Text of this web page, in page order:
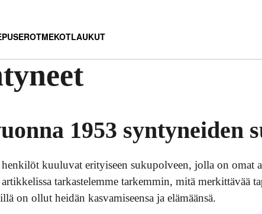
MEKOTLAUKUT
1953 syntyneiden
kuuluvat erityiseen sukupolveen, jolla on omat
tarkastelemme tarkemmin, mitä merkittävää
on ollut heidän kasvamiseensa ja elämäänsä.